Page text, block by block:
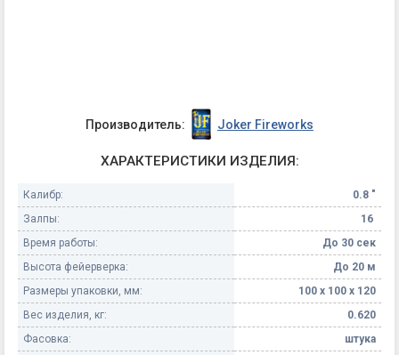
Производитель: Joker Fireworks
ХАРАКТЕРИСТИКИ ИЗДЕЛИЯ:
Калибр:
0.8 "
Залпы:
16
Время работы:
До 30 сек
Высота фейерверка:
До 20 м
Размеры упаковки, мм:
100 х 100 х 120
Вес изделия, кг:
0.620
Фасовка:
штука